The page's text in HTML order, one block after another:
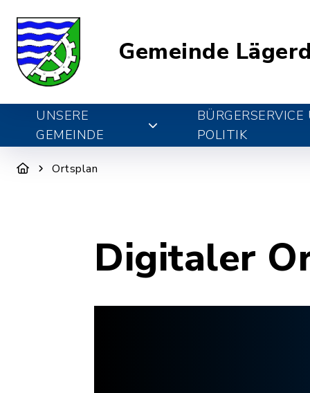
Gemeinde
UNSERE
GEMEINDE
BÜRGERSERVICE
POLITIK
Ortsplan
Digitaler